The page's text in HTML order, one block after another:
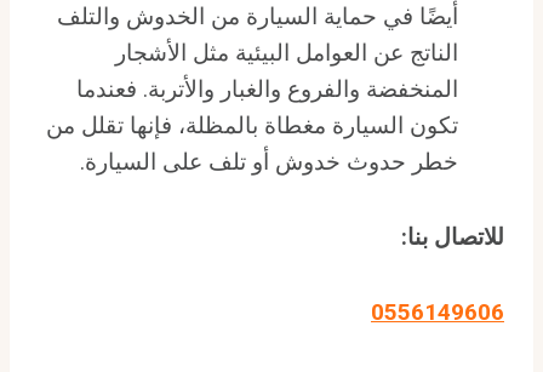
أيضًا في حماية السيارة من الخدوش والتلف
الناتج عن العوامل البيئية مثل الأشجار
المنخفضة والفروع والغبار والأتربة. فعندما
تكون السيارة مغطاة بالمظلة، فإنها تقلل من
خطر حدوث خدوش أو تلف على السيارة.
للاتصال بنا:
0556149606